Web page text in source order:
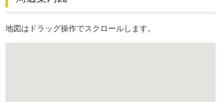
地図はドラッグ操作でスクロールします。